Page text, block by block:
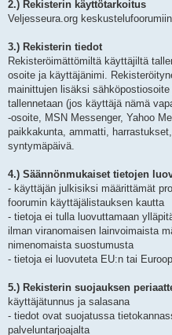
2.) Rekisterin käyttötarkoitus
Veljesseura.org
3.) Rekisterin tiedot
Rekisteröimättömiltä käyttäjiltä
osoite ja käyttäjänimi.
mainittujen lisäksi
tallennetaan (jos käyttäjä nämä
-osoite, MSN Messenger, Yahoo
paikkakunta, ammatti,
syntymäpäivä.
4.) Säännönmukaiset tietojen
- käyttäjän julkisiksi määrittämät
foorumin käyttäjälistauksen kautta
- tietoja ei tulla luovuttamaan
ilman viranomaisen lainvoimaista
nimenomaista suostumusta
- tietoja ei luovuteta EU:n tai
5.) Rekisterin suojauksen
käyttäjätunnus ja salasana
- tiedot ovat suojatussa
palveluntarjoajalta